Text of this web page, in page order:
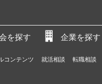
を探す 企業を探す
コンテンツ 就活相談 転職相談